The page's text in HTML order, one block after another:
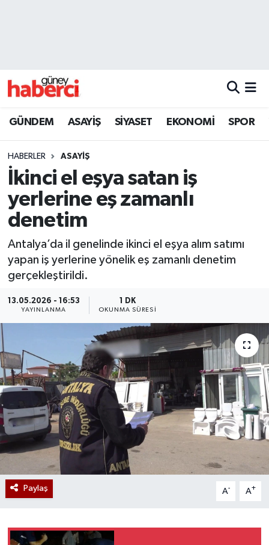
GÜNDEM ASAYİŞ SİYASET EKONOMİ SPOR
HABERLER ASAYİŞ
İkinci el eşya satan iş
yerlerine eş zamanlı
denetim
Antalya’da il genelinde ikinci el eşya alım satımı
yapan iş yerlerine yönelik eş zamanlı denetim
gerçekleştirildi.
13.05.2026 - 16:53
YAYINLANMA
1 DK
OKUNMA SÜRESI
Paylaş A- A+
Beyoğlu Trafik Yoğunluk Haritası
Son Dakika Haberleri
Haber Arşivi